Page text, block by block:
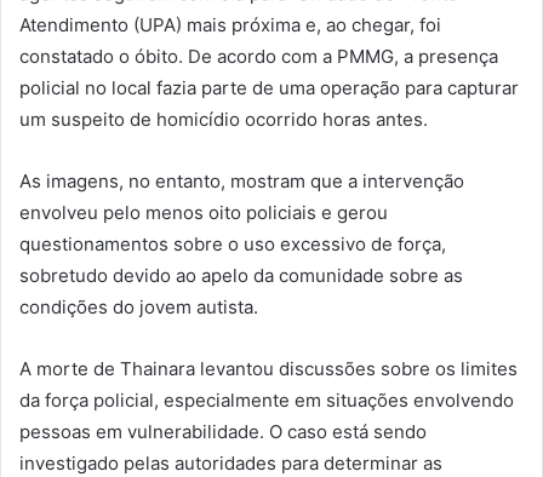
Atendimento (UPA) mais próxima e, ao chegar, foi
constatado o óbito. De acordo com a PMMG, a presença
policial no local fazia parte de uma operação para capturar
um suspeito de homicídio ocorrido horas antes.
As imagens, no entanto, mostram que a intervenção
envolveu pelo menos oito policiais e gerou
questionamentos sobre o uso excessivo de força,
sobretudo devido ao apelo da comunidade sobre as
condições do jovem autista.
A morte de Thainara levantou discussões sobre os limites
da força policial, especialmente em situações envolvendo
pessoas em vulnerabilidade. O caso está sendo
investigado pelas autoridades para determinar as